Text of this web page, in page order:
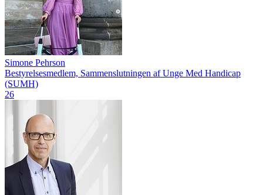
Simone Pehrson
Bestyrelsesmedlem, Sammenslutningen af Unge Med Handicap
(SUMH)
26